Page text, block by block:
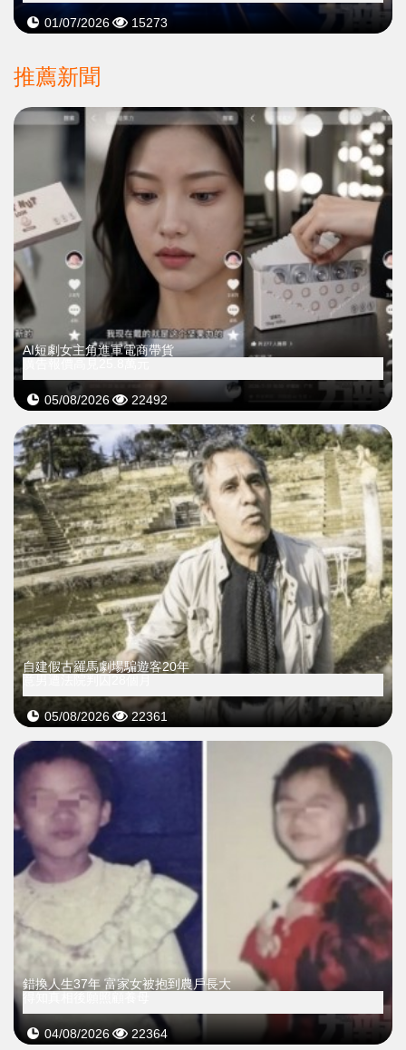
01/07/2026 15273
推薦新聞
AI短劇女主角進軍電商帶貨
05/08/2026 22492
自建假古羅馬劇場騙遊客20年
05/08/2026 22361
錯換人生37年 富家女被抱到農戶長大
04/08/2026 22364